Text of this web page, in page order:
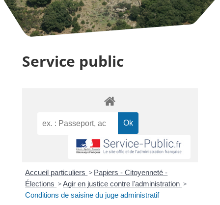
Service public
Accueil particuliers > Papiers - Citoyenneté -
Élections >Agir en justice contre l'administration >
Conditions de saisine du juge administratif